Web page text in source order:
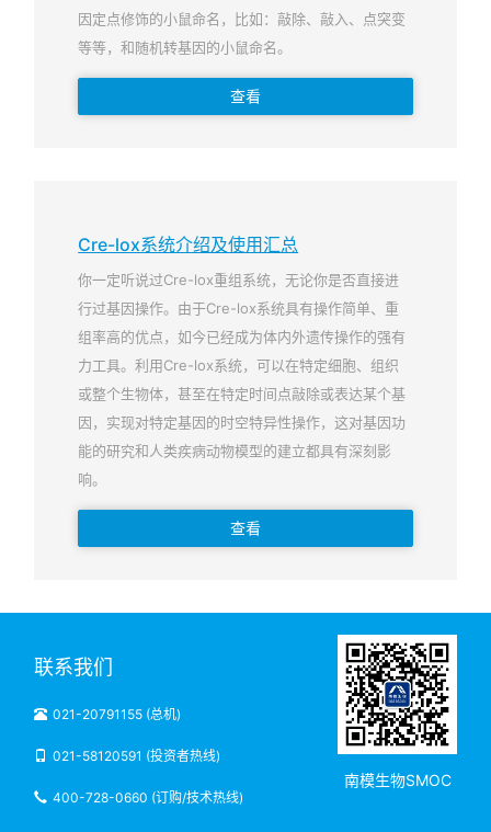
因定点修饰的小鼠命名，比如：敲除、敲入、点突变
等等，和随机转基因的小鼠命名。
查看
Cre-lox系统介绍及使用汇总
你一定听说过Cre-lox重组系统，无论你是否直接进
行过基因操作。由于Cre-lox系统具有操作简单、重
组率高的优点，如今已经成为体内外遗传操作的强有
力工具。利用Cre-lox系统，可以在特定细胞、组织
或整个生物体，甚至在特定时间点敲除或表达某个基
因，实现对特定基因的时空特异性操作，这对基因功
能的研究和人类疾病动物模型的建立都具有深刻影
响。
查看
联系我们
021-20791155 (总机)
021-58120591 (投资者热线)
400-728-0660 (订购/技术热线)
南模生物SMOC